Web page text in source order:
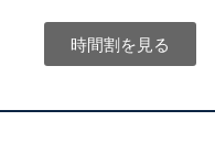
時間割を見る